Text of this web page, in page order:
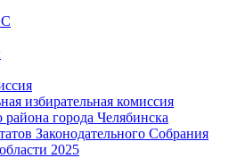
избирательная комиссия
района города Челябинска
Законодательного Собрания
2025